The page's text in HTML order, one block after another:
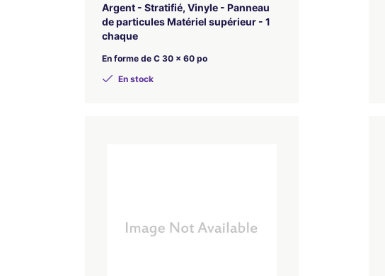
Argent - Stratifié, Vinyle - Panneau
de particules Matériel supérieur - 1
chaque
En forme de C 30 x 60 po
En stock